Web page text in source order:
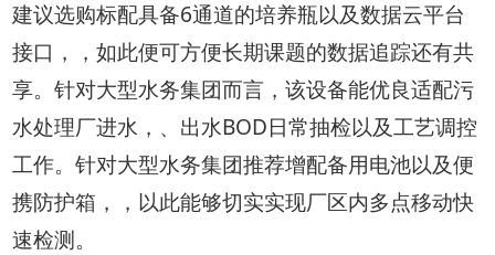
建议选购标配具备6通道的培养瓶以及数据云平台
接口，，如此便可方便长期课题的数据追踪还有共
享。针对大型水务集团而言，该设备能优良适配污
水处理厂进水，、出水BOD日常抽检以及工艺调控
工作。针对大型水务集团推荐增配备用电池以及便
携防护箱，，以此能够切实实现厂区内多点移动快
速检测。